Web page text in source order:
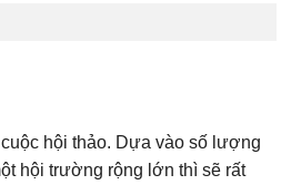
hội thảo. Dựa vào số lượng
hội trường rộng lớn thì sẽ rất